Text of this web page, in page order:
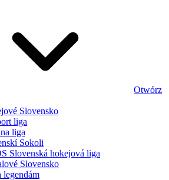
Otwórz
Slovensko
liga
liga
Sokoli
Slovenská hokejová liga
Slovensko
legendám